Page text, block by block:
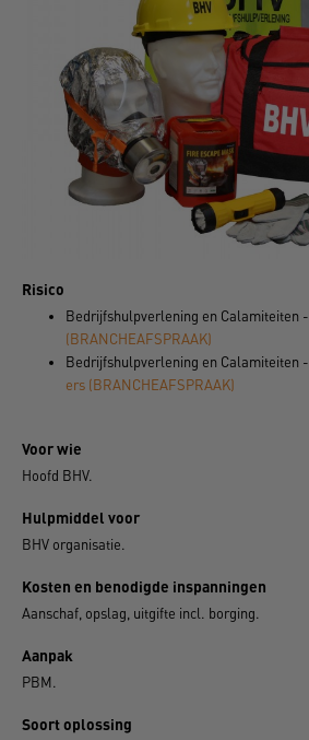
Risico
Bedrijfshulpverlening en Calamiteiten -
(BRANCHEAFSPRAAK)
Bedrijfshulpverlening en Calamiteiten -
ers (BRANCHEAFSPRAAK)
Voor wie
Hoofd BHV.
Hulpmiddel voor
BHV organisatie.
Kosten en benodigde inspanningen
Aanschaf, opslag, uitgifte incl. borging.
Aanpak
PBM.
Soort oplossing